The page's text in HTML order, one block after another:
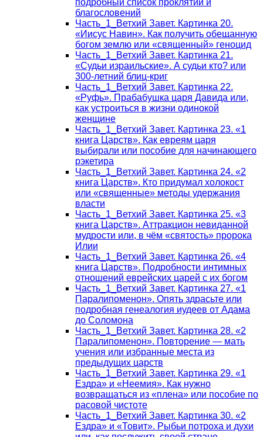
подробный список проклятий и
благословений
Часть_1_Ветхий Завет. Картинка 20.
«Иисус Навин». Как получить обещанную
богом землю или «священный» геноцид
Часть_1_Ветхий Завет. Картинка 21.
«Судьи израильские». А судьи кто? или
300-летний блиц-криг
Часть_1_Ветхий Завет. Картинка 22.
«Руфь». Прабабушка царя Давида или,
как устроиться в жизни одинокой
женщине
Часть_1_Ветхий Завет. Картинка 23. «1
книга Царств». Как евреям царя
выбирали или пособие для начинающего
рэкетира
Часть_1_Ветхий Завет. Картинка 24. «2
книга Царств». Кто придумал холокост
или «священные» методы удержания
власти
Часть_1_Ветхий Завет. Картинка 25. «3
книга Царств». Аттракцион невиданной
мудрости или, в чём «святость» пророка
Илии
Часть_1_Ветхий Завет. Картинка 26. «4
книга Царств». Подробности интимных
отношений еврейских царей с их богом
Часть_1_Ветхий Завет. Картинка 27. «1
Паралипоменон». Опять здрасьте или
подробная генеалогия иудеев от Адама
до Соломона
Часть_1_Ветхий Завет. Картинка 28. «2
Паралипоменон». Повторение — мать
учения или избранные места из
предыдущих царств
Часть_1_Ветхий Завет. Картинка 29. «1
Ездра» и «Неемия». Как нужно
возвращаться из «плена» или пособие по
расовой чистоте
Часть_1_Ветхий Завет. Картинка 30. «2
Ездра» и «Товит». Рыбьи потроха и духи